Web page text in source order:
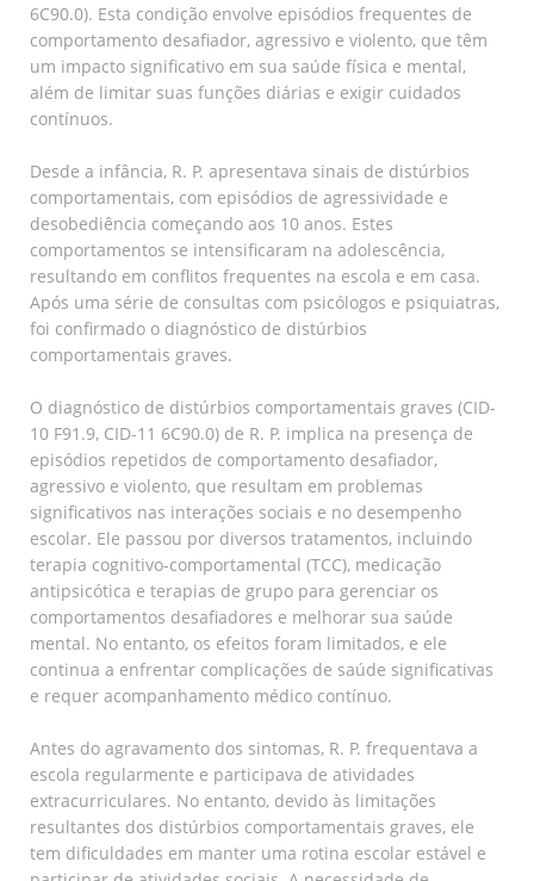
6C90.0). Esta condição envolve episódios frequentes de
comportamento desafiador, agressivo e violento, que têm
um impacto significativo em sua saúde física e mental,
além de limitar suas funções diárias e exigir cuidados
contínuos.
Desde a infância, R. P. apresentava sinais de distúrbios
comportamentais, com episódios de agressividade e
desobediência começando aos 10 anos. Estes
comportamentos se intensificaram na adolescência,
resultando em conflitos frequentes na escola e em casa.
Após uma série de consultas com psicólogos e psiquiatras,
foi confirmado o diagnóstico de distúrbios
comportamentais graves.
O diagnóstico de distúrbios comportamentais graves (CID-
10 F91.9, CID-11 6C90.0) de R. P. implica na presença de
episódios repetidos de comportamento desafiador,
agressivo e violento, que resultam em problemas
significativos nas interações sociais e no desempenho
escolar. Ele passou por diversos tratamentos, incluindo
terapia cognitivo-comportamental (TCC), medicação
antipsicótica e terapias de grupo para gerenciar os
comportamentos desafiadores e melhorar sua saúde
mental. No entanto, os efeitos foram limitados, e ele
continua a enfrentar complicações de saúde significativas
e requer acompanhamento médico contínuo.
Antes do agravamento dos sintomas, R. P. frequentava a
escola regularmente e participava de atividades
extracurriculares. No entanto, devido às limitações
resultantes dos distúrbios comportamentais graves, ele
tem dificuldades em manter uma rotina escolar estável e